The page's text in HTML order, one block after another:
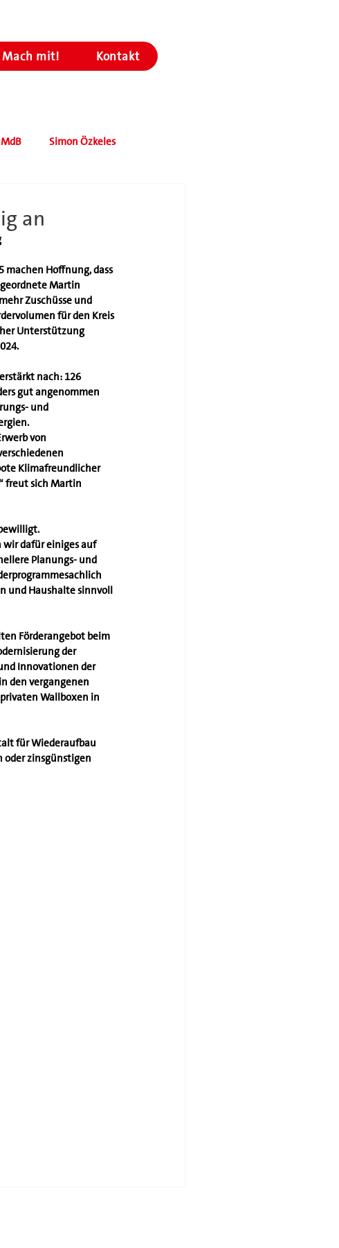
Mach mit! Kontakt
Simon Özkeles
an
machen Hoffnung, dass
Martin
Zuschüsse und
für den Kreis
Unterstützung
nach: 126
gut angenommen
und
von
Klimafreundlicher
freut sich Martin
wir dafür einiges auf
Planungs- und
und Haushalte sinnvoll
Förderangebot beim
der
Innovationen der
den vergangenen
Wallboxen in
für Wiederaufbau
oder zinsgünstigen